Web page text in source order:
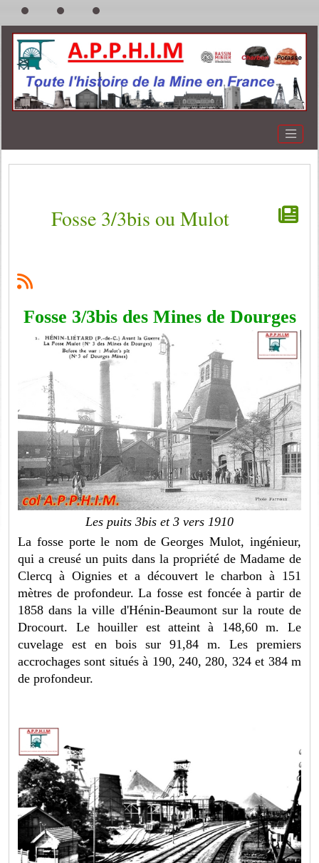
Fosse 3/3bis ou Mulot
Fosse 3/3bis des Mines de Dourges
Les puits 3bis et 3 vers 1910
La fosse porte le nom de Georges Mulot, ingénieur,
qui a creusé un puits dans la propriété de Madame de
Clercq à Oignies et a découvert le charbon à 151
mètres de profondeur. La fosse est foncée à partir de
1858 dans la ville d'Hénin-Beaumont sur la route de
Drocourt. Le houiller est atteint à 148,60 m. Le
cuvelage est en bois sur 91,84 m. Les premiers
accrochages sont situés à 190, 240, 280, 324 et 384 m
de profondeur.